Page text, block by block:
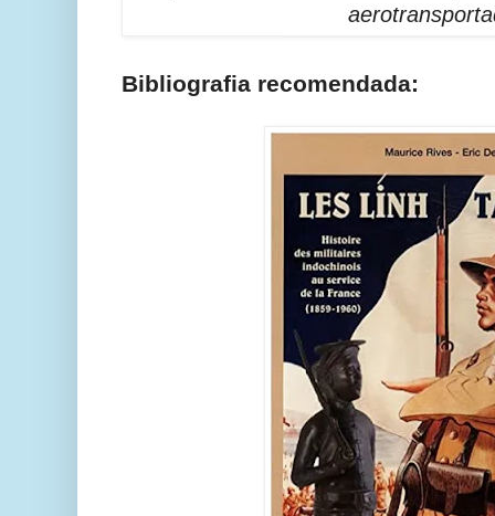
Bibliografia recomendada: